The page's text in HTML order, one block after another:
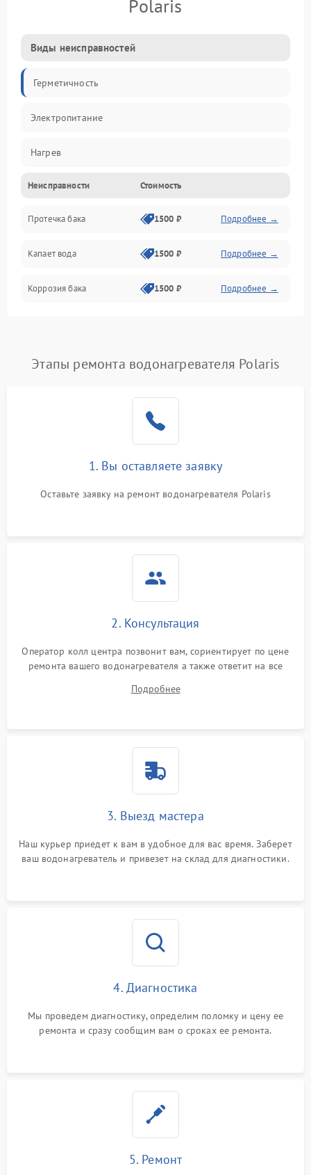
Polaris
Виды неисправностей
Герметичность
Электропитание
Нагрев
Датчики
Механика
Неисправности Стоимость
Протечка бака 1500 ₽ Подробнее →
Капает вода 1500 ₽ Подробнее →
Коррозия бака 1500 ₽ Подробнее →
Этапы ремонта водонагревателя Polaris
1. Вы оставляете заявку
Оставьте заявку на ремонт водонагревателя Polaris
2. Консультация
Оператор колл центра позвонит вам, сориентирует по цене
ремонта вашего водонагревателя а также ответит на все
Подробнее
3. Выезд мастера
Наш курьер приедет к вам в удобное для вас время. Заберет
ваш водонагреватель и привезет на склад для диагностики.
4. Диагностика
Мы проведем диагностику, определим поломку и цену ее
ремонта и сразу сообщим вам о сроках ее ремонта.
5. Ремонт